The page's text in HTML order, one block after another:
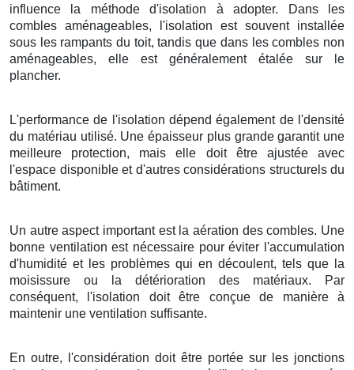
influence la méthode d'isolation à adopter. Dans les
combles aménageables, l'isolation est souvent installée
sous les rampants du toit, tandis que dans les combles non
aménageables, elle est généralement étalée sur le
plancher.
L'performance de l'isolation dépend également de l'densité
du matériau utilisé. Une épaisseur plus grande garantit une
meilleure protection, mais elle doit être ajustée avec
l'espace disponible et d'autres considérations structurels du
bâtiment.
Un autre aspect important est la aération des combles. Une
bonne ventilation est nécessaire pour éviter l'accumulation
d'humidité et les problèmes qui en découlent, tels que la
moisissure ou la détérioration des matériaux. Par
conséquent, l'isolation doit être conçue de manière à
maintenir une ventilation suffisante.
En outre, l'considération doit être portée sur les jonctions